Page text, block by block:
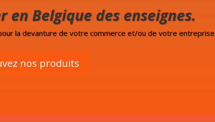
en Belgique des enseignes.
la devanture de votre commerce et/ou de votre entreprise
nos produits